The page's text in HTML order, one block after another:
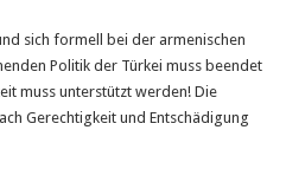
sich formell bei der armenischen
Politik der Türkei muss beendet
muss unterstützt werden! Die
Gerechtigkeit und Entschädigung